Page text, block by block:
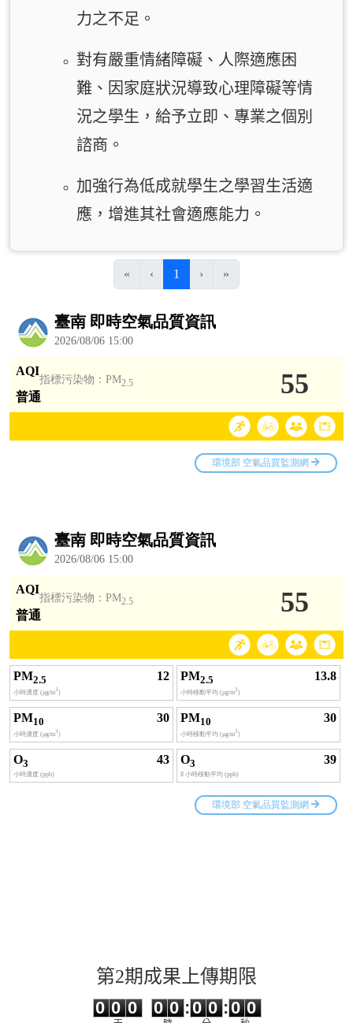
力之不足。
對有嚴重情緒障礙、人際適應困
難、因家庭狀況導致心理障礙等情
況之學生，給予立即、專業之個別
諮商。
加強行為低成就學生之學習生活適
應，增進其社會適應能力。
« ‹ 1 (目前頁次)
› »
第2期成果上傳期限
0
0
0
0
0
0
0
0
0
0 :
0
0
0
0 :
0
0
0
0